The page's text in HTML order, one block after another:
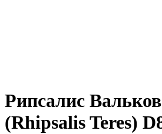
Рипсалис
(Rhipsalis Teres)